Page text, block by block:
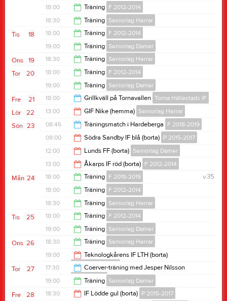
18:00
19:00
18:00 Träning F 2012-2014
19:30
18:30 Träning Seniorlag Herrar
20:00
18
Tis 18:00 Träning F 2012-2014
19:30
19:00 Träning Seniorlag Damer
20:45
19
Ons 18:30 Träning Seniorlag Herrar
20:00
20
Tor 18:00 Träning F 2012-2014
19:30
19:00 Träning Seniorlag Damer
20:45
21
Fre 18:00 Grillkväll på Tornavallen Torna Hällestads IF
21:00
22
Lör 13:00 GIF Nike (hemma) Seniorlag Herrar
15:00
23
Sön 08:45 Träningsmatch i Hardeberga F 2018-2019
12:00
09:00 Södra Sandby IF blå (borta) P 2015-2017
11:00
12:00 Lunds FF (borta) Seniorlag Damer
14:00
13:00 Åkarps IF röd (borta) F 2012-2014
15:00
24
Mån v.35
18:00 Träning F 2018-2019
19:00
18:00 Träning F 2012-2014
19:30
18:30 Träning Seniorlag Herrar
20:00
25
Tis 18:00 Träning F 2012-2014
19:30
19:00 Träning Seniorlag Damer
20:45
26
Ons 18:30 Träning Seniorlag Herrar
20:00
19:00
Teknologkårens IF LTH (borta)
Seniorlag Damer
21:00
27
Tor 17:30
Coerver-träning med Jesper Nilsson
F 2012-2014
19:00
19:00 Träning Seniorlag Damer
28
Fre 18:30 IF Lödde gul (borta) P 2015-2017